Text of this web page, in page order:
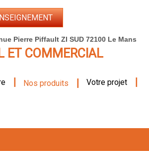
Pierre Piffault ZI SUD 72100 Le Mans
ET COMMERCIAL
Nos produits Votre projet